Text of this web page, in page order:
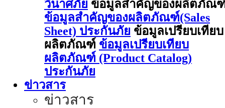
วินาศภัย ข้อมูลสำคัญของผลิตภัณ
ข้อมูลสำคัญของผลิตภัณฑ์(Sales
Sheet) ประกันภัย ข้อมูลเปรียบเทียบ
ผลิตภัณฑ์ ข้อมูลเปรียบเทียบ
ผลิตภัณฑ์ (Product Catalog)
ประกันภัย
ข่าวสาร
ข่าวสาร